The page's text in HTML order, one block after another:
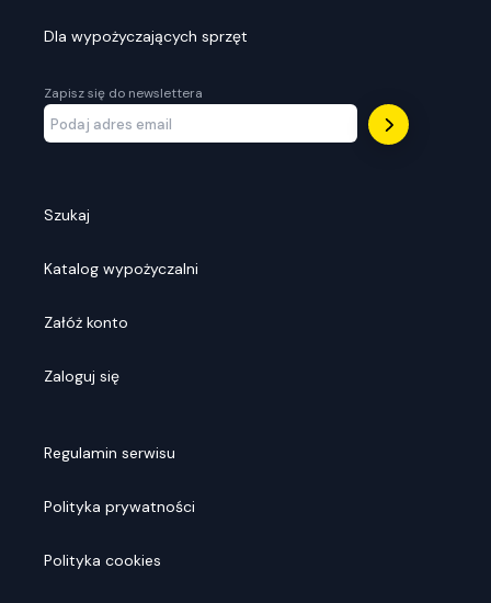
Dla wypożyczających sprzęt
Zapisz się do newslettera
Szukaj
Katalog wypożyczalni
Załóż konto
Zaloguj się
Regulamin serwisu
Polityka prywatności
Polityka cookies